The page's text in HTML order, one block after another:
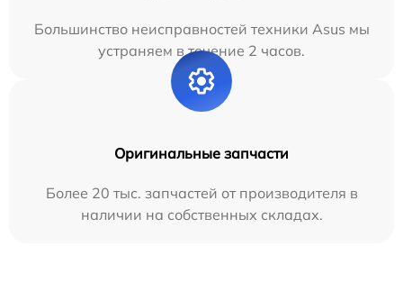
Большинство неисправностей техники Asus мы
устраняем в течение 2 часов.
Оригинальные запчасти
Более 20 тыс. запчастей от производителя в
наличии на собственных складах.